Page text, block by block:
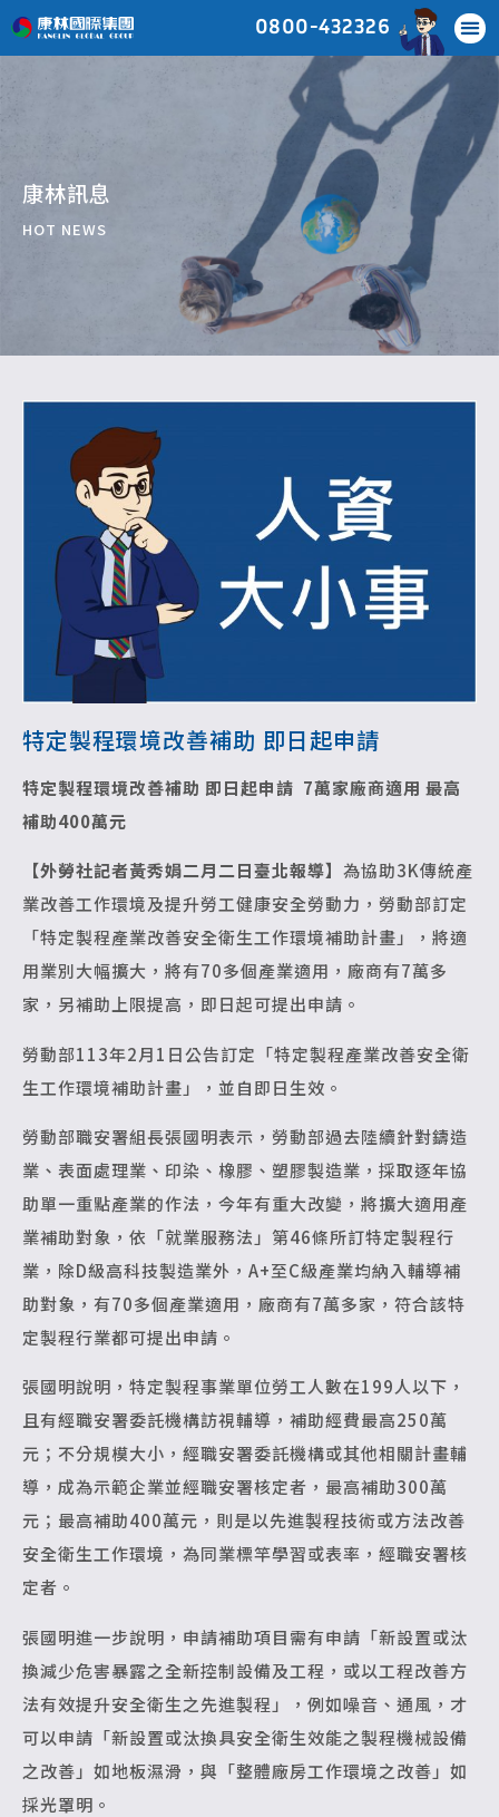
0800-432326
康林訊息
HOT NEWS
特定製程環境改善補助 即日起申請
特定製程環境改善補助 即日起申請 7萬家廠商適用 最高
補助400萬元
【外勞社記者黃秀娟二月二日臺北報導】 為協助3K傳統產
業改善工作環境及提升勞工健康安全勞動力，勞動部訂定
「特定製程產業改善安全衛生工作環境補助計畫」，將適
用業別大幅擴大，將有70多個產業適用，廠商有7萬多
家，另補助上限提高，即日起可提出申請。
勞動部113年2月1日公告訂定「特定製程產業改善安全衛
生工作環境補助計畫」，並自即日生效。
勞動部職安署組長張國明表示，勞動部過去陸續針對鑄造
業、表面處理業、印染、橡膠、塑膠製造業，採取逐年協
助單一重點產業的作法，今年有重大改變，將擴大適用產
業補助對象，依「就業服務法」第46條所訂特定製程行
業，除D級高科技製造業外，A+至C級產業均納入輔導補
助對象，有70多個產業適用，廠商有7萬多家，符合該特
定製程行業都可提出申請。
張國明說明，特定製程事業單位勞工人數在199人以下，
且有經職安署委託機構訪視輔導，補助經費最高250萬
元；不分規模大小，經職安署委託機構或其他相關計畫輔
導，成為示範企業並經職安署核定者，最高補助300萬
元；最高補助400萬元，則是以先進製程技術或方法改善
安全衛生工作環境，為同業標竿學習或表率，經職安署核
定者。
張國明進一步說明，申請補助項目需有申請「新設置或汰
換減少危害暴露之全新控制設備及工程，或以工程改善方
法有效提升安全衛生之先進製程」，例如噪音、通風，才
可以申請「新設置或汰換具安全衛生效能之製程機械設備
之改善」如地板濕滑，與「整體廠房工作環境之改善」如
採光罩明。